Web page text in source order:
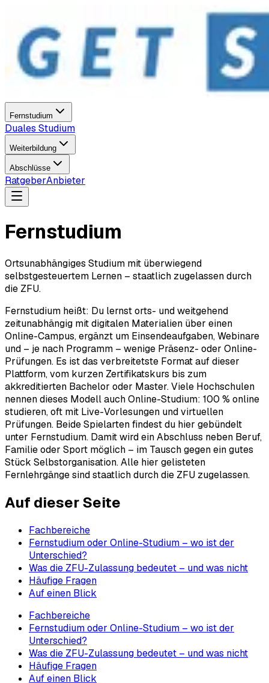
Fernstudium
Duales Studium
Weiterbildung
Abschlüsse
RatgeberAnbieter
Fernstudium
Ortsunabhängiges Studium mit überwiegend
selbstgesteuertem Lernen – staatlich zugelassen durch
die ZFU.
Fernstudium heißt: Du lernst orts- und weitgehend
zeitunabhängig mit digitalen Materialien über einen
Online-Campus, ergänzt um Einsendeaufgaben, Webinare
und – je nach Programm – wenige Präsenz- oder Online-
Prüfungen. Es ist das verbreitetste Format auf dieser
Plattform, vom kurzen Zertifikatskurs bis zum
akkreditierten Bachelor oder Master. Viele Hochschulen
nennen dieses Modell auch Online-Studium: 100 % online
studieren, oft mit Live-Vorlesungen und virtuellen
Prüfungen. Beide Spielarten findest du hier gebündelt
unter Fernstudium. Damit wird ein Abschluss neben Beruf,
Familie oder Sport möglich – im Tausch gegen ein gutes
Stück Selbstorganisation. Alle hier gelisteten
Fernlehrgänge sind staatlich durch die ZFU zugelassen.
Auf dieser Seite
Fachbereiche
Fernstudium oder Online-Studium – wo ist der
Unterschied?
Was die ZFU-Zulassung bedeutet – und was nicht
Häufige Fragen
Auf einen Blick
Fachbereiche
Fernstudium oder Online-Studium – wo ist der
Unterschied?
Was die ZFU-Zulassung bedeutet – und was nicht
Häufige Fragen
Auf einen Blick